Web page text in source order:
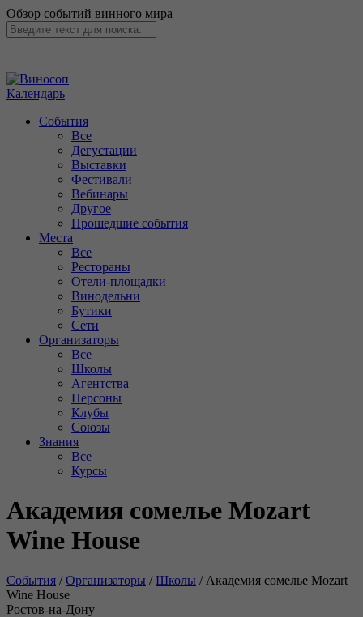
Обзор событий винного мира
Календарь
События
Все
Дегустации
Выставки
Фестивали
Вебинары
Другое
Прошедшие события
Места
Все
Рестораны
Отели-площадки
Винодельни
Бутики
Сети
Организаторы
Все
Школы
Агентства
Персоны
Клубы
Союзы
Знания
Все
Курсы
Академия сомелье Mozart
Wine House
События /Организаторы /Школы / Академия сомелье Mozart
Wine House
Ростов-на-Дону